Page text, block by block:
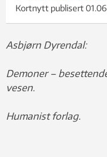
Kortnytt publisert
Asbjørn Dyrendal:
Demoner –
vesen.
Humanist forlag.